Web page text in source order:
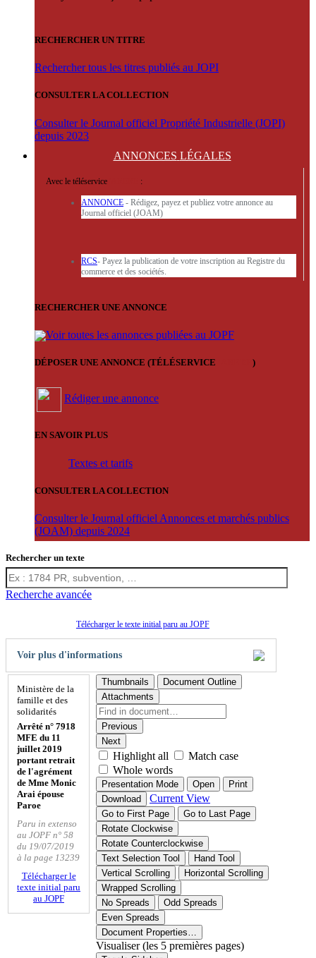
RECHERCHER UN TITRE
Rechercher tous les titres publiés au JOPI
CONSULTER LA COLLECTION
Consulter le Journal officiel Propriété Industrielle (JOPI)
depuis 2023
ANNONCES LÉGALES
Avec le téléservice :
ANNONCE - Rédigez, payez et publiez votre annonce au
Journal officiel (JOAM)
RCS- Payez la publication de votre inscription au Registre du
commerce et des sociétés.
RECHERCHER UNE ANNONCE
Voir toutes les annonces publiées au JOPF
DÉPOSER UNE ANNONCE (TÉLÉSERVICE )
Rédiger une annonce
EN SAVOIR PLUS
Textes et tarifs
CONSULTER LA COLLECTION
Consulter le Journal officiel Annonces et marchés publics
(JOAM) depuis 2024
Rechercher un texte
Recherche avancée
Télécharger le texte initial paru au JOPF
Voir plus d'informations
Ministère de la
famille et des
solidarités
Arrêté n° 7918
MFE du 11
juillet 2019
portant retrait
de l'agrément
de Mme Monic
Arai épouse
Paroe
Paru in extenso
au JOPF n° 58
du 19/07/2019
à la page 13239
Télécharger le
texte initial paru
au JOPF
Thumbnails
Document Outline
Attachments
Previous
Next
Highlight all
Match case
Whole words
Presentation Mode Open
Print
Download
Current View
Go to First Page
Go to Last Page
Rotate Clockwise
Rotate Counterclockwise
Text Selection Tool
Hand Tool
Vertical Scrolling
Horizontal Scrolling
Wrapped Scrolling
No Spreads
Odd Spreads
Even Spreads
Document Properties…
Visualiser (les 5 premières pages)